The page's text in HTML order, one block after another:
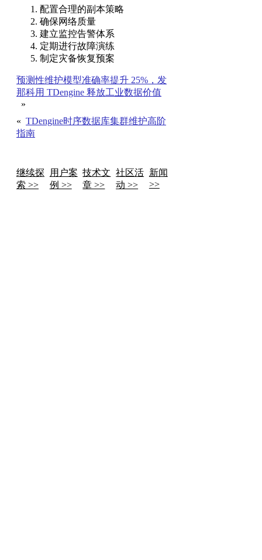
配置合理的副本策略
确保网络质量
建立监控告警体系
定期进行故障演练
制定灾备恢复预案
预测性维护模型准确率提升 25%，发
那科用 TDengine 释放工业数据价值
»
« TDengine时序数据库集群维护高阶
指南
继续探
索 >>
用户案
例 >>
技术文
章 >>
社区活
动 >>
新闻
>>